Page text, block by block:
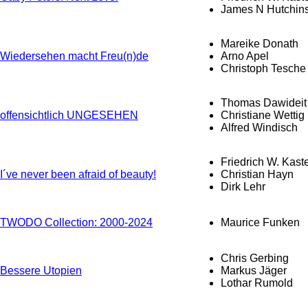
James N
Wiedersehen macht Freu(n)de
Mareike Donath
Arno Apel
Christoph Tesche
offensichtlich UNGESEHEN
Thomas Dawideit
Christiane Wettig
Alfred Windisch
I´ve never been afraid of beauty!
Friedrich W.
Christian Hayn
Dirk Lehr
TWODO Collection: 2000-2024 Maurice Funken
Bessere Utopien
Chris Gerbing
Markus Jäger
Lothar Rumold